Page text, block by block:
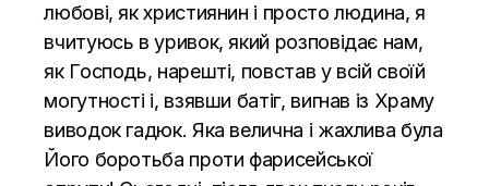
любові, як християнин і просто людина, я
вчитуюсь в уривок, який розповідає нам,
як Господь, нарешті, повстав у всій своїй
могутності і, взявши батіг, вигнав із Храму
виводок гадюк. Яка велична і жахлива була
Його боротьба проти фарисейської